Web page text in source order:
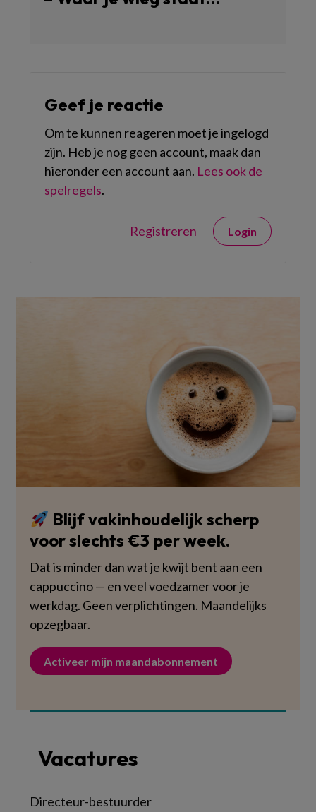
Geef je reactie
Om te kunnen reageren moet je ingelogd
zijn. Heb je nog geen account, maak dan
hieronder een account aan. Lees ook de
spelregels.
Registreren Login
Blijf vakinhoudelijk scherp
voor slechts €3 per week.
Dat is minder dan wat je kwijt bent aan een
cappuccino — en veel voedzamer voor je
werkdag. Geen verplichtingen. Maandelijks
opzegbaar.
Activeer mijn maandabonnement
Vacatures
Directeur-bestuurder